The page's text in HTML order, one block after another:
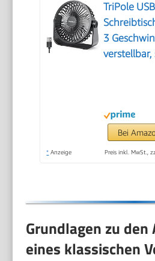
TriPole
3
verstellbar,
Ventilator,
tragbarer
Bei
* Anzeige Preis inkl. MwSt.,
Grundlagen zu
eines klassischen